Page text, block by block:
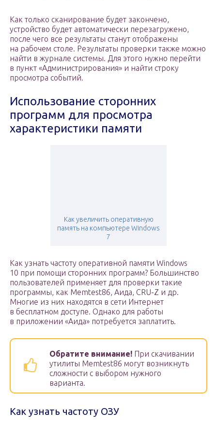
Как только сканирование будет закончено,
устройство будет автоматически перезагружено,
после чего все результаты станут отображены
на рабочем столе. Результаты проверки также можно
найти в журнале системы. Для этого нужно перейти
в пункт «Администрирования» и найти строку
просмотра событий.
Использование сторонних
программ для просмотра
характеристики памяти
Как увеличить оперативную
память на компьютере Windows
7
Как узнать частоту оперативной памяти Windows
10 при помощи сторонних программ? Большинство
пользователей применяет для проверки такие
программы, как Memtest86, Аида, CRU-Z и др.
Многие из них находятся в сети Интернет
в бесплатном доступе. Однако для работы
в приложении «Аида» потребуется заплатить.
Обратите внимание! При скачивании
утилиты Memtest86 могут возникнуть
сложности с выбором нужного
варианта.
Как узнать частоту ОЗУ